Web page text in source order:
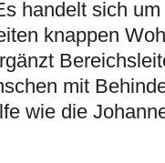
handelt sich
knappen
mit
wie die